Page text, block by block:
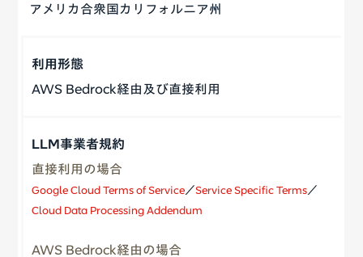
アメリカ合衆国カリフォルニア州
AWS Bedrock経由及び直接利用
直接利用の場合
Google Cloud Terms of Service／Service Specific Terms／
Cloud Data Processing Addendum
AWS Bedrock経由の場合